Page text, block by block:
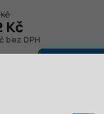
bez DPH
Kč